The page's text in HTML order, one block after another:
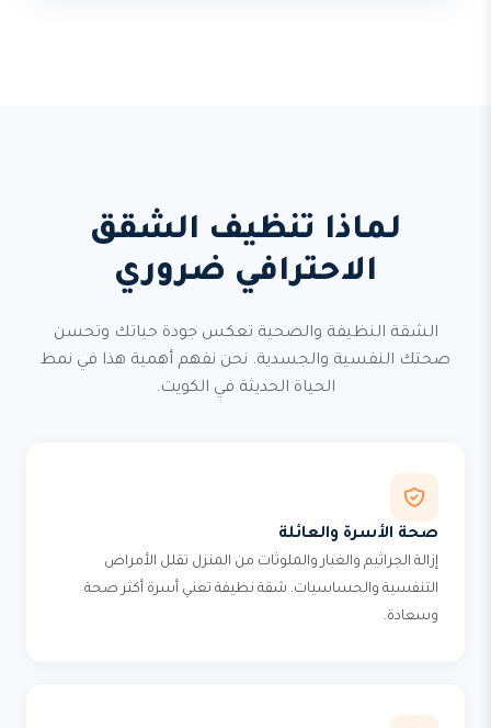
لماذا تنظيف الشقق
الاحترافي ضروري
الشقة النظيفة والصحية تعكس جودة حياتك وتحسن
صحتك النفسية والجسدية. نحن نفهم أهمية هذا في نمط
الحياة الحديثة في الكويت.
صحة الأسرة والعائلة
إزالة الجراثيم والغبار والملوثات من المنزل تقلل الأمراض
التنفسية والحساسيات. شقة نظيفة تعني أسرة أكثر صحة
وسعادة.